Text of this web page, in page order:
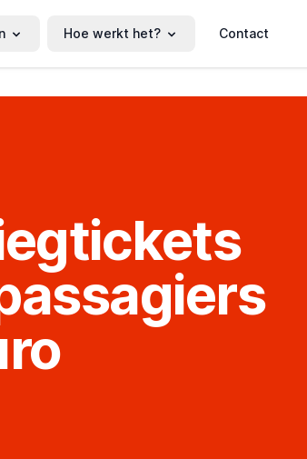
Hoe werkt het? Contact